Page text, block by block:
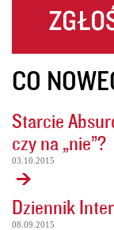
CO
Starcie
czy na „nie”?
03.10.2015
Dziennik
08.09.2015